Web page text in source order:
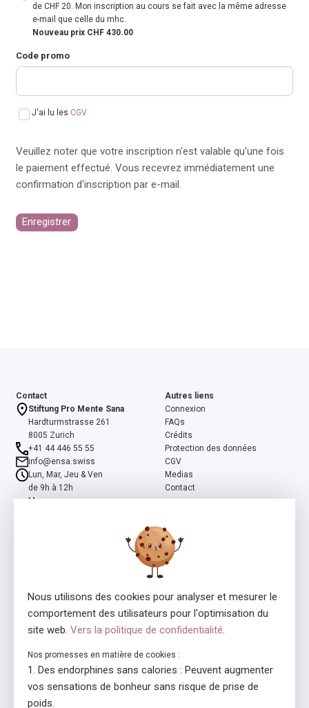
de CHF 20. Mon inscription au cours se fait avec la même adresse
e-mail que celle du mhc.
Nouveau prix CHF 430.00
Code promo
J'ai lu les CGV
Veuillez noter que votre inscription n'est valable qu'une fois
le paiement effectué. Vous recevrez immédiatement une
confirmation d'inscription par e-mail.
Enregistrer
Contact
Stiftung Pro Mente Sana
Hardturmstrasse 261
8005 Zurich
+41 44 446 55 55
info@ensa.swiss
Lun, Mar, Jeu & Ven
de 9h à 12h
Mer
Autres liens
Connexion
FAQs
Crédits
Protection des données
CGV
Medias
Contact
ensa est un programme co-initié par la Fondation suisse Pro Mente
et Ernst Göhner.
Consédant de la licence
Nous utilisons des cookies pour analyser et mesurer le
comportement des utilisateurs pour l'optimisation du
site web. Vers la politique de confidentialité
Nos promesses en matière de cookies :
Des endorphines sans calories : Peuvent augmenter
vos sensations de bonheur sans risque de prise de
poids.